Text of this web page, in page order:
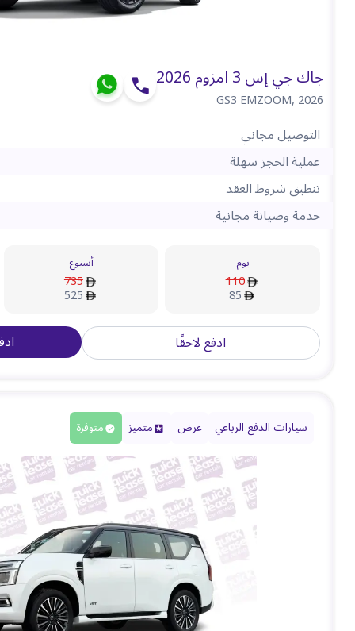
جاك جي إس 3 امزوم 2026
GS3 EMZOOM,2026
التوصيل مجاني
عملية الحجز سهلة
تنطبق شروط العقد
خدمة وصيانة مجانية
يوم
110
85
أسبوع
735
525
ادفع لاحقًا
سيارات الدفع الرباعي عرض متميز متوفرة